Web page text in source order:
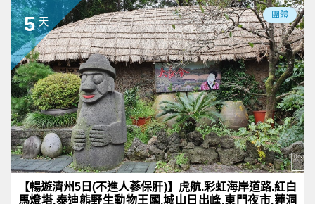
5 天
團體
【暢遊濟州5日(不進人蔘保肝)】虎航.彩虹海岸道路.紅白
馬燈塔.泰迪熊野生動物王國.城山日出峰.東門夜市.蓮洞